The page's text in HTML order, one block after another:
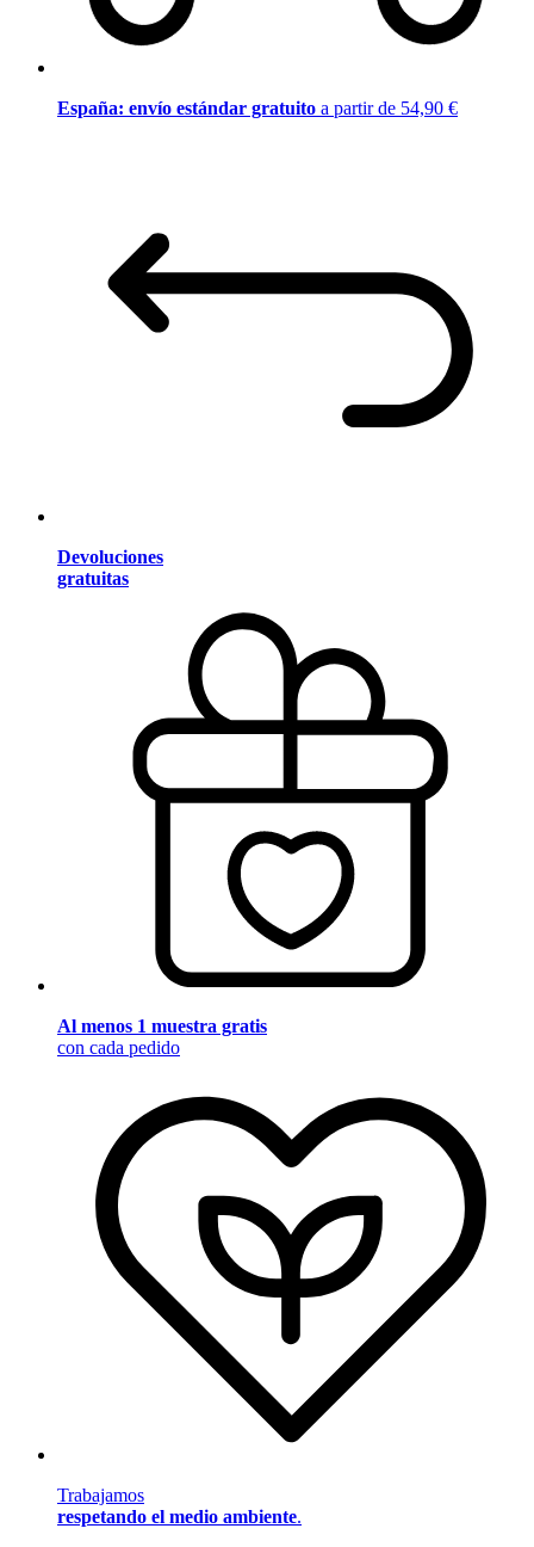
España: envío estándar gratuito a partir de 54,90 €
Devoluciones
gratuitas
Al menos 1 muestra gratis
con cada pedido
Trabajamos
respetando el medio ambiente.